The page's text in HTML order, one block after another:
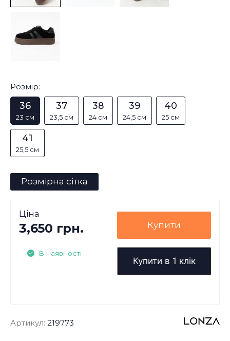
Розмір:
36
23 см
37
23,5 см
38
24 см
39
24,5 см
40
25 см
41
25,5 см
Розмірна сітка
Ціна
3,650 грн.
В наявності
Купити
Купити в 1 клік
Артикул: 219773